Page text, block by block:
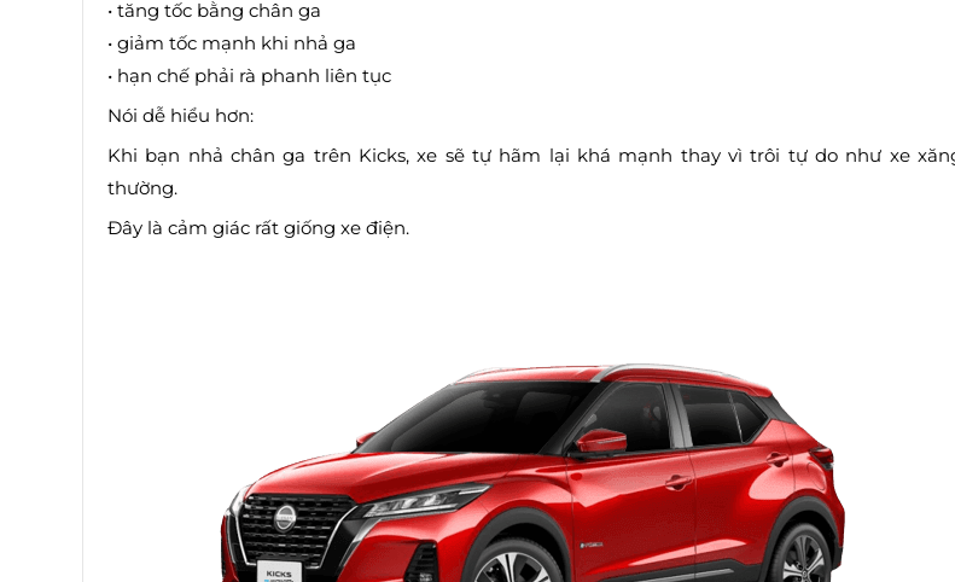
• tăng tốc bằng chân ga
• giảm tốc mạnh khi nhả ga
• hạn chế phải rà phanh liên tục
Nói dễ hiểu hơn:
Khi bạn nhả chân ga trên Kicks, xe sẽ tự hãm lại khá mạnh thay vì trôi tự do như xe
thường.
Đây là cảm giác rất giống xe điện.